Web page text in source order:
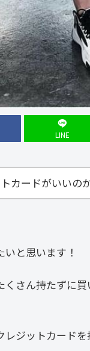
LINE
カードがいいの
と思います！
さん持たずに
ジットカードを